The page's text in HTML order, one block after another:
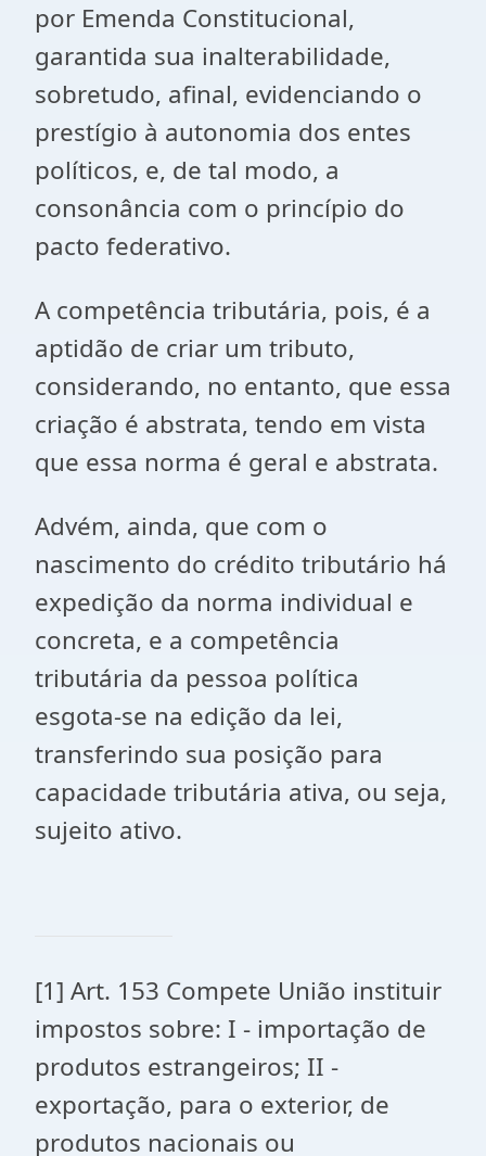
por Emenda Constitucional,
garantida sua inalterabilidade,
sobretudo, afinal, evidenciando o
prestígio à autonomia dos entes
políticos, e, de tal modo, a
consonância com o princípio do
pacto federativo.
A competência tributária, pois, é a
aptidão de criar um tributo,
considerando, no entanto, que essa
criação é abstrata, tendo em vista
que essa norma é geral e abstrata.
Advém, ainda, que com o
nascimento do crédito tributário há
expedição da norma individual e
concreta, e a competência
tributária da pessoa política
esgota-se na edição da lei,
transferindo sua posição para
capacidade tributária ativa, ou seja,
sujeito ativo.
[1] Art. 153 Compete União instituir
impostos sobre: I - importação de
produtos estrangeiros; II -
exportação, para o exterior, de
produtos nacionais ou